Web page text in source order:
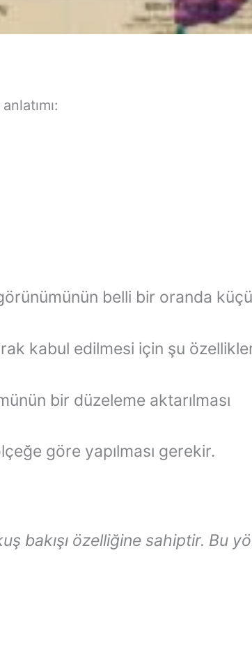
belli bir oranda
kabul edilmesi için şu
bir düzeleme aktarılması
göre yapılması gerekir.
bakışı özelliğine sahiptir. Bu